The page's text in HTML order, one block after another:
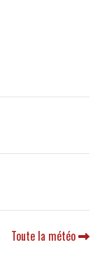
Toute la météo